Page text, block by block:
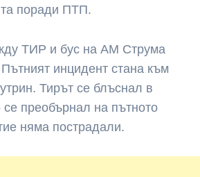
поради ПТП.
ТИР и бус на АМ Струма
инцидент стана към
Тирът се блъснал в
се преобърнал на пътното
няма пострадали.